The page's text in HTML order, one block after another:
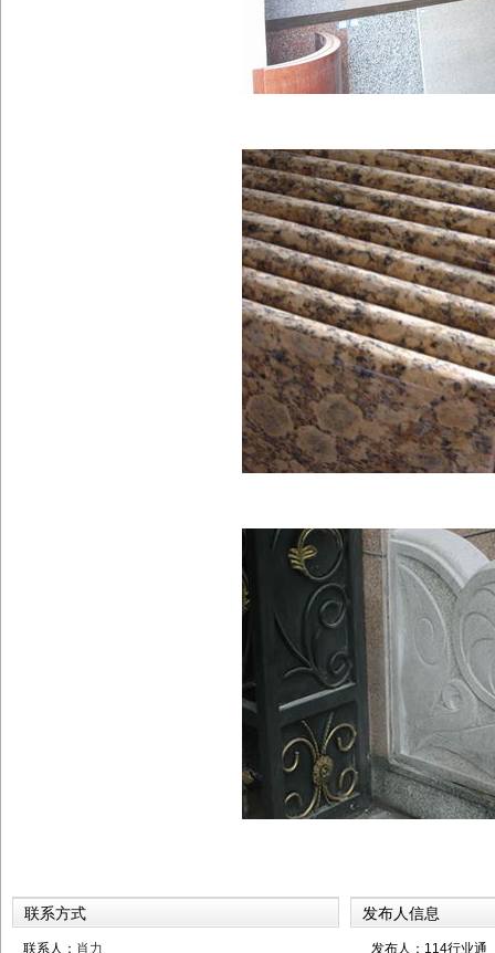
联系方式
联系人： 肖力
发布人信息
发布人：114行业通